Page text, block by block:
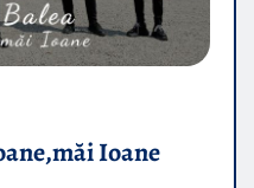
Ioane